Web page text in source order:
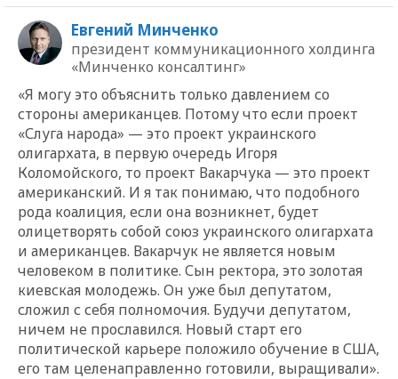
Евгений Минченко
президент коммуникационного холдинга
«Минченко консалтинг»
«Я могу это объяснить только давлением со
стороны американцев. Потому что если проект
«Слуга народа» — это проект украинского
олигархата, в первую очередь Игоря
Коломойского, то проект Вакарчука — это проект
американский. И я так понимаю, что подобного
рода коалиция, если она возникнет, будет
олицетворять собой союз украинского олигархата
и американцев. Вакарчук не является новым
человеком в политике. Сын ректора, это золотая
киевская молодежь. Он уже был депутатом,
сложил с себя полномочия. Будучи депутатом,
ничем не прославился. Новый старт его
политической карьере положило обучение в США,
его там целенаправленно готовили, выращивали».